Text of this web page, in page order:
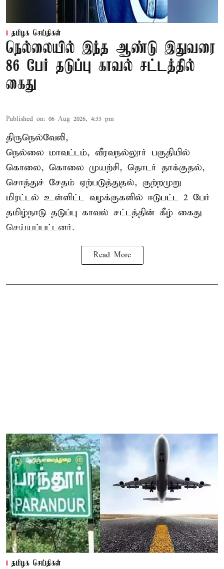
தமிழக செய்திகள்
நெல்லையில் இந்த ஆண்டு இதுவரை
86 பேர் தடுப்பு காவல் சட்டத்தில்
கைது
Published on: 06 Aug 2026, 4:33 pm
திருநெல்வேலி,
நெல்லை மாவட்டம், வீரவநல்லூர் பகுதியில்
கொலை, கொலை முயற்சி, தொடர் தாக்குதல்,
சொத்துச் சேதம் ஏற்படுத்துதல், குற்றமுறு
மிரட்டல் உள்ளிட்ட வழக்குகளில் ஈடுபட்ட 2 பேர்
தமிழ்நாடு தடுப்பு காவல் சட்டத்தின் கீழ் கைது
செய்யப்பட்டனர்.
Read More
தமிழக செய்திகள்